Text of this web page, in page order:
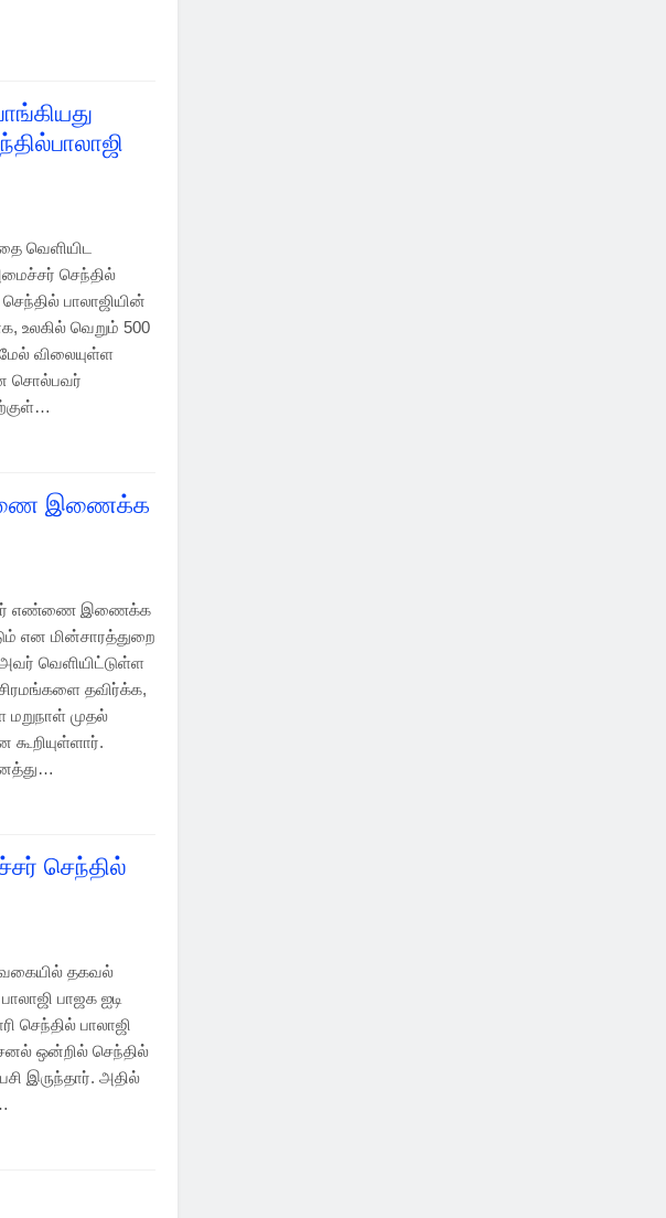
வெளியிட
செந்தில்
பாலாஜியின்
உலகில் வெறும் 500
விலையுள்ள
சொல்பவர்
இணைக்க
எண்ணை இணைக்க
என மின்சாரத்துறை
அவர் வெளியிட்டுள்ள
தவிர்க்க,
முதல்
கூறியுள்ளார்.
செந்தில்
வகையில் தகவல்
பாஜக ஐடி
செந்தில் பாலாஜி
ஒன்றில் செந்தில்
இருந்தார். அதில்